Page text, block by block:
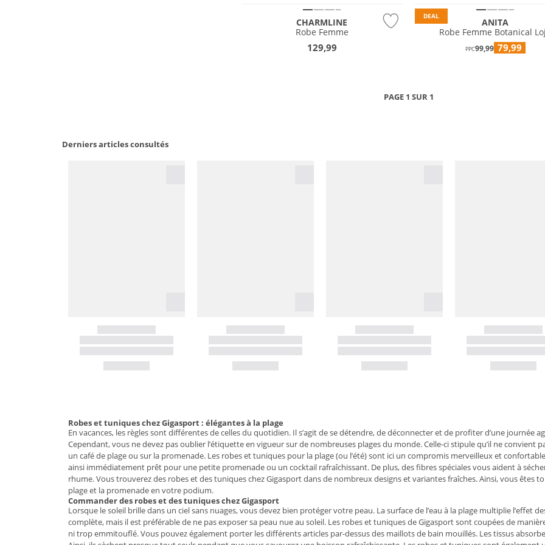
CHARMLINE
Robe Femme
129,99
DEAL
ANITA
Robe Femme Botanical
PPC99,99 79,99
PAGE 1 SUR 1
Derniers articles consultés
Robes et tuniques chez Gigasport : élégantes à la plage
En vacances, les règles sont différentes de celles du quotidien. Il s’agit de se détendre, de déconnecter et de profiter d’une journée
Cependant, vous ne devez pas oublier l’étiquette en vigueur sur de nombreuses plages du monde. Celle-ci stipule qu’il ne convient
un café de plage ou sur la promenade. Les robes et tuniques pour la plage (ou l’été) sont ici un compromis merveilleux et
ainsi immédiatement prêt pour une petite promenade ou un cocktail rafraîchissant. De plus, des fibres spéciales vous aident à
rhume. Vous trouverez des robes et des tuniques chez Gigasport dans de nombreux designs et variantes fraîches. Ainsi, vous êtes
plage et la promenade en votre podium.
Commander des robes et des tuniques chez Gigasport
Lorsque le soleil brille dans un ciel sans nuages, vous devez bien protéger votre peau. La surface de l’eau à la plage multiplie l’effet
complète, mais il est préférable de ne pas exposer sa peau nue au soleil. Les robes et tuniques de Gigasport sont coupées de
ni trop emmitouflé. Vous pouvez également porter les différents articles par-dessus des maillots de bain mouillés. Les tissus